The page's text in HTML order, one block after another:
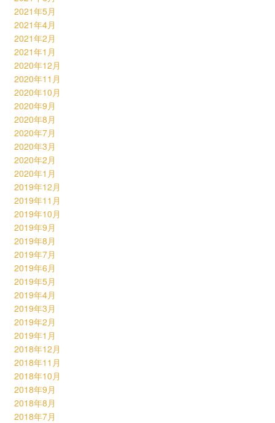
2021年5月
2021年4月
2021年2月
2021年1月
2020年12月
2020年11月
2020年10月
2020年9月
2020年8月
2020年7月
2020年3月
2020年2月
2020年1月
2019年12月
2019年11月
2019年10月
2019年9月
2019年8月
2019年7月
2019年6月
2019年5月
2019年4月
2019年3月
2019年2月
2019年1月
2018年12月
2018年11月
2018年10月
2018年9月
2018年8月
2018年7月